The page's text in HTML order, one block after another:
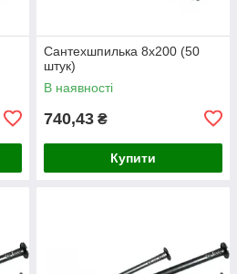
Сантехшпилька 8х200 (50
штук)
В наявності
740,43 ₴
Купити